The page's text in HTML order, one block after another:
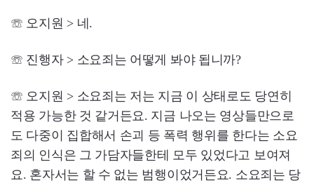
☏ 오지원 > 네.
☏ 진행자 > 소요죄는 어떻게 봐야 됩니까?
☏ 오지원 > 소요죄는 저는 지금 이 상태로도 당연히
적용 가능한 것 같거든요. 지금 나오는 영상들만으로
도 다중이 집합해서 손괴 등 폭력 행위를 한다는 소요
죄의 인식은 그 가담자들한테 모두 있었다고 보여져
요. 혼자서는 할 수 없는 범행이었거든요. 소요죄는 당